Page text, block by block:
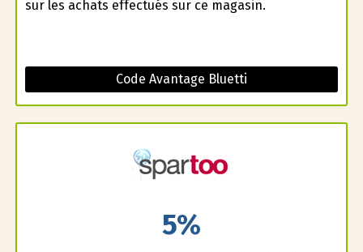
sur les achats effectués sur ce magasin.
Code Avantage Bluetti
5%